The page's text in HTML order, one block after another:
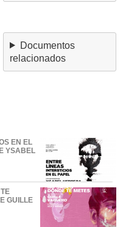
Documentos
relacionados
EN EL
YSABEL
GUILLE